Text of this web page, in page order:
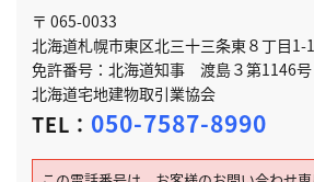
〒 065-0033
北海道札幌市東区北三十三条東８丁
免許番号：北海道知事 渡島３第1146号
北海道宅地建物取引業協会
TEL： 050-7587-8990